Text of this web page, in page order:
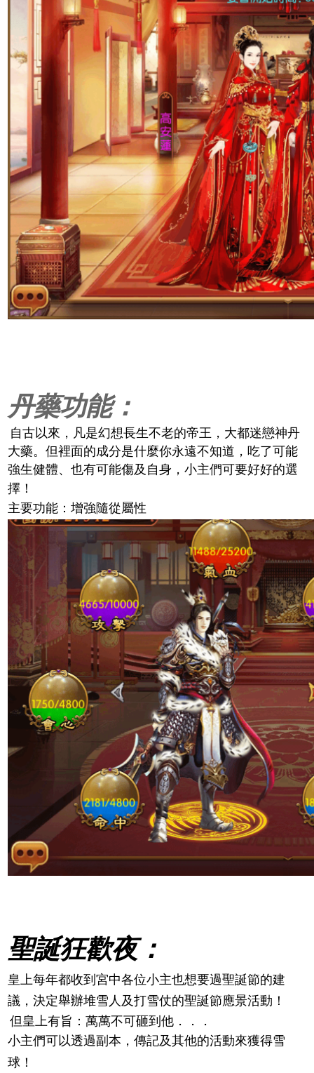
丹藥功能：
自古以來，凡是幻想長生不老的帝王，大都迷戀神丹
大藥。但裡面的成分是什麼你永遠不知道，吃了可能
強生健體、也有可能傷及自身，小主們可要好好的選
擇！
主要功能：增強隨從屬性
聖誕狂歡夜：
皇上每年都收到宮中各位小主也想要過聖誕節的建
議，決定舉辦堆雪人及打雪仗的聖誕節應景活動！
但皇上有旨：萬萬不可砸到他．．．
小主們可以透過副本，傳記及其他的活動來獲得雪
球！